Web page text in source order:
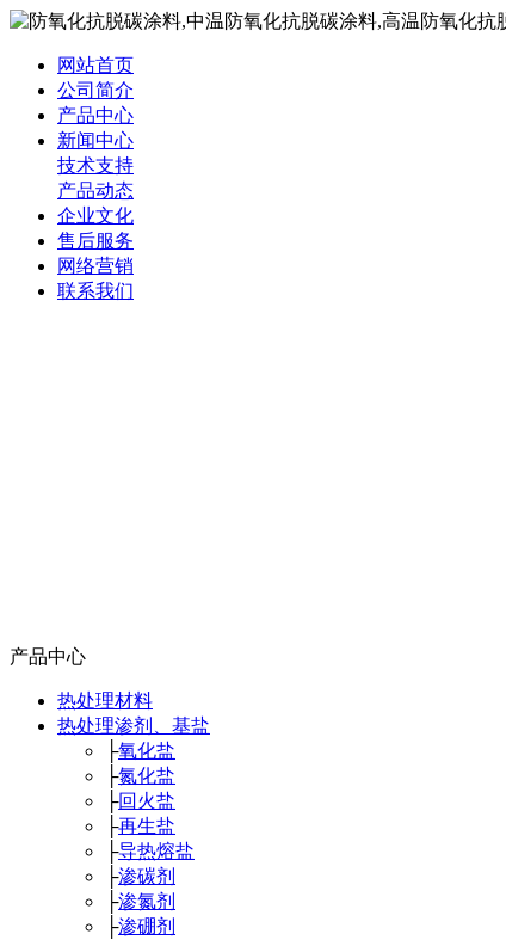
网站首页
公司简介
产品中心
新闻中心
技术支持
产品动态
企业文化
售后服务
网络营销
联系我们
产品中心
热处理材料
热处理渗剂、基盐
├氧化盐
├氮化盐
├回火盐
├再生盐
├导热熔盐
├渗碳剂
├渗氮剂
├渗硼剂